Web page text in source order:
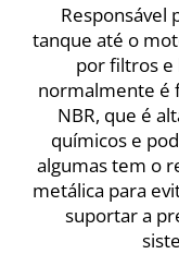
Responsável
tanque até o
por filtros e
normalmente é
NBR, que é
químicos e
algumas tem o
metálica para
suportar a